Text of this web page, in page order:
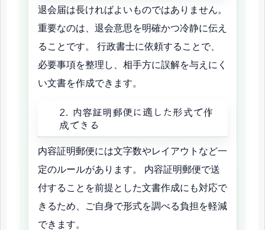
退会届は長ければよいものではありません。
重要なのは、退会意思を明確かつ冷静に伝え
ることです。 行政書士に依頼することで、
必要事項を整理し、相手方に誤解を与えにく
い文書を作成できます。
2. 内容証明郵便に適した形式で作
成できる
内容証明郵便には文字数やレイアウトなど一
定のルールがあります。 内容証明郵便で送
付することを前提とした文書作成にも対応で
きるため、ご自身で形式を調べる負担を軽減
できます。